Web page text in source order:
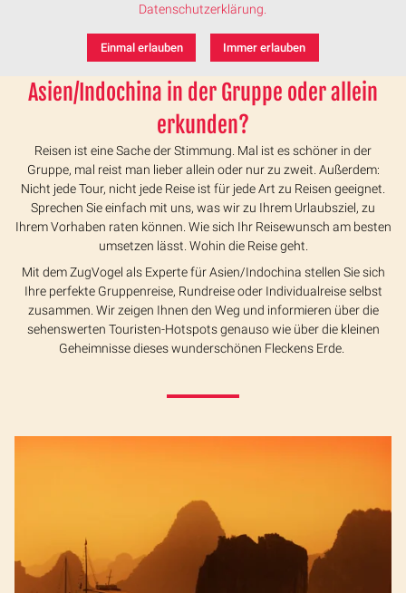
Datenschutzerklärung.
Einmal erlauben Immer erlauben
Asien/Indochina in der Gruppe oder allein
erkunden?
Reisen ist eine Sache der Stimmung. Mal ist es schöner in der
Gruppe, mal reist man lieber allein oder nur zu zweit. Außerdem:
Nicht jede Tour, nicht jede Reise ist für jede Art zu Reisen geeignet.
Sprechen Sie einfach mit uns, was wir zu Ihrem Urlaubsziel, zu
Ihrem Vorhaben raten können. Wie sich Ihr Reisewunsch am besten
umsetzen lässt. Wohin die Reise geht.
Mit dem ZugVogel als Experte für Asien/Indochina stellen Sie sich
Ihre perfekte Gruppenreise, Rundreise oder Individualreise selbst
zusammen. Wir zeigen Ihnen den Weg und informieren über die
sehenswerten Touristen-Hotspots genauso wie über die kleinen
Geheimnisse dieses wunderschönen Fleckens Erde.
Die Menschen wollten schon immer wissen, wie es „in der Fremde“
aussieht. Eineinhalb Jahrhunderte nachdem Thomas Cook die
ersten Pauschalreisen zusammenstellte ist das Reisen ein fester
Bestandteil unserer Kultur geworden. Das althochdeutsche „risa“